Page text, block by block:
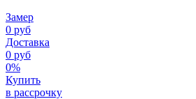
Замер
0 руб
Доставка
0 руб
0%
Купить
в рассрочку